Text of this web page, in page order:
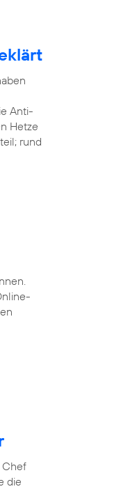
Anti-
Hetze
rund
Chef
die